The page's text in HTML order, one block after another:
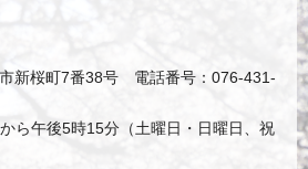
新桜町7番38号 電話番号：076-431-
ら午後5時15分（土曜日・日曜日、祝